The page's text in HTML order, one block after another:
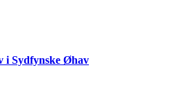
i Sydfynske Øhav